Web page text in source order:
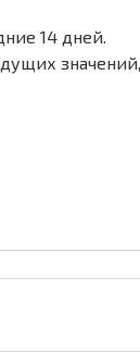
14 дней.